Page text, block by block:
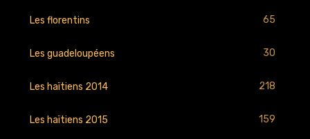
Les florentins 65
Les guadeloupéens 30
Les haïtiens 2014 218
Les haïtiens 2015 159